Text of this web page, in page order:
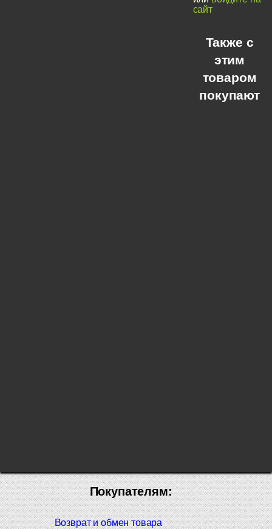
сайт
Также с
этим
товаром
покупают
Покупателям:
Возврат и обмен товара